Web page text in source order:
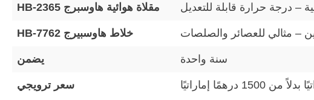
مقلاة هوائية هاوسبرج HB-2365
خلاط هاوسبيرج HB-7762
يضمن سنة واحدة
سعر ترويجي